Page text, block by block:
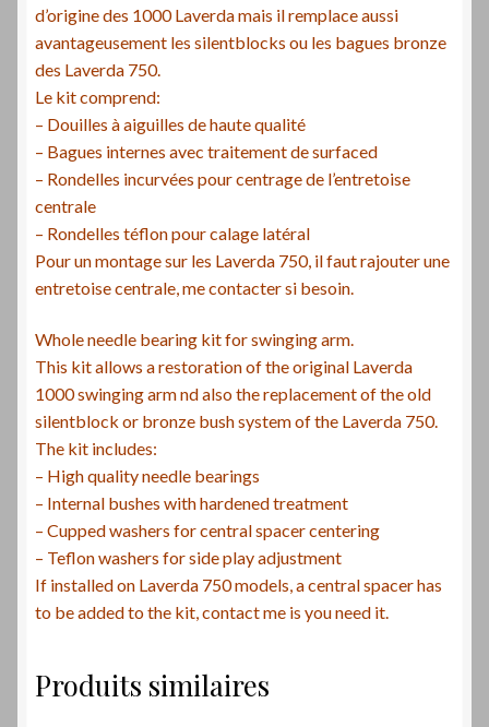
d’origine des 1000 Laverda mais il remplace aussi
avantageusement les silentblocks ou les bagues bronze
des Laverda 750.
Le kit comprend:
– Douilles à aiguilles de haute qualité
– Bagues internes avec traitement de surfaced
– Rondelles incurvées pour centrage de l’entretoise
centrale
– Rondelles téflon pour calage latéral
Pour un montage sur les Laverda 750, il faut rajouter une
entretoise centrale, me contacter si besoin.
Whole needle bearing kit for swinging arm.
This kit allows a restoration of the original Laverda
1000 swinging arm nd also the replacement of the old
silentblock or bronze bush system of the Laverda 750.
The kit includes:
– High quality needle bearings
– Internal bushes with hardened treatment
– Cupped washers for central spacer centering
– Teflon washers for side play adjustment
If installed on Laverda 750 models, a central spacer has
to be added to the kit, contact me is you need it.
Produits similaires